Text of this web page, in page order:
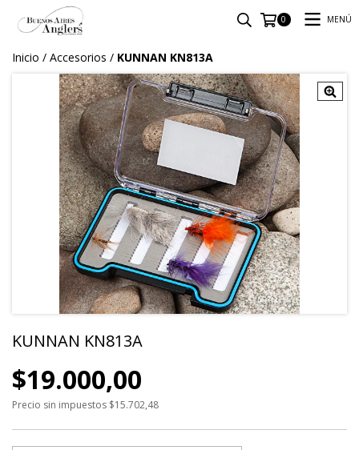
0 MENÚ
Inicio / Accesorios / KUNNAN KN813A
KUNNAN KN813A
$19.000,00
Precio sin impuestos $15.702,48